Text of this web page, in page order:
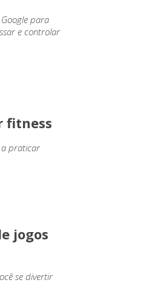
para
e controlar
fitness
a praticar
jogos
se divertir